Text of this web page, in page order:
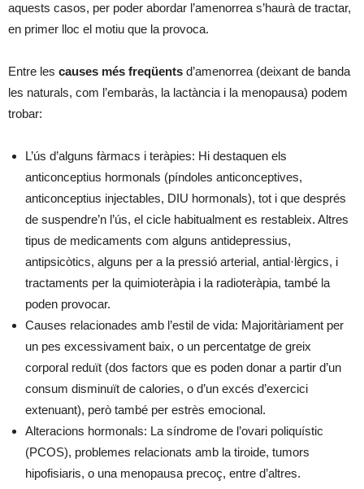
aquests casos, per poder abordar l’amenorrea s’haurà de tractar,
en primer lloc el motiu que la provoca.
Entre les causes més freqüents d’amenorrea (deixant de banda
les naturals, com l’embaràs, la lactància i la menopausa) podem
trobar:
L’ús d’alguns fàrmacs i teràpies: Hi destaquen els
anticonceptius hormonals (píndoles anticonceptives,
anticonceptius injectables, DIU hormonals), tot i que després
de suspendre’n l’ús, el cicle habitualment es restableix. Altres
tipus de medicaments com alguns antidepressius,
antipsicòtics, alguns per a la pressió arterial, antial·lèrgics, i
tractaments per la quimioteràpia i la radioteràpia, també la
poden provocar.
Causes relacionades amb l’estil de vida: Majoritàriament per
un pes excessivament baix, o un percentatge de greix
corporal reduït (dos factors que es poden donar a partir d’un
consum disminuït de calories, o d’un excés d’exercici
extenuant), però també per estrès emocional.
Alteracions hormonals: La síndrome de l’ovari poliquístic
(PCOS), problemes relacionats amb la tiroide, tumors
hipofisiaris, o una menopausa precoç, entre d’altres.